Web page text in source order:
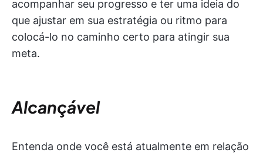
acompanhar seu progresso e ter uma ideia do
que ajustar em sua estratégia ou ritmo para
colocá-lo no caminho certo para atingir sua
meta.
Alcançável
Entenda onde você está atualmente em relação